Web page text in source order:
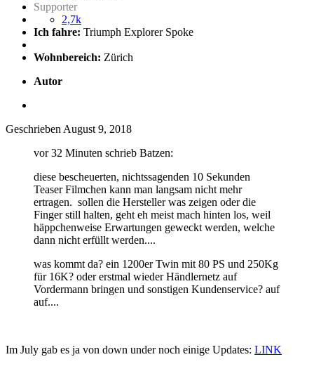
Supporter
2,7k
Ich fahre: Triumph Explorer Spoke
Wohnbereich: Zürich
Autor
GeschriebenAugust 9, 2018
vor 32 Minuten schrieb Batzen:
diese bescheuerten, nichtssagenden 10 Sekunden
Teaser Filmchen kann man langsam nicht mehr
ertragen. sollen die Hersteller was zeigen oder die
Finger still halten, geht eh meist mach hinten los, weil
häppchenweise Erwartungen geweckt werden, welche
dann nicht erfüllt werden....
was kommt da? ein 1200er Twin mit 80 PS und 250Kg
für 16K? oder erstmal wieder Händlernetz auf
Vordermann bringen und sonstigen Kundenservice? auf
auf....
Im July gab es ja von down under noch einige Updates: LINK